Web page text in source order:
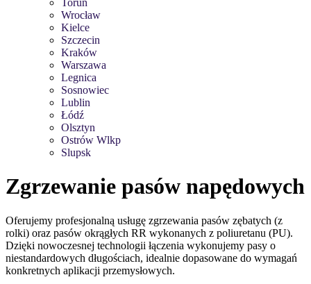
Toruń
Wrocław
Kielce
Szczecin
Kraków
Warszawa
Legnica
Sosnowiec
Lublin
Łódź
Olsztyn
Ostrów Wlkp
Slupsk
Zgrzewanie pasów napędowych
Oferujemy profesjonalną usługę zgrzewania pasów zębatych (z
rolki) oraz pasów okrągłych RR wykonanych z poliuretanu (PU).
Dzięki nowoczesnej technologii łączenia wykonujemy pasy o
niestandardowych długościach, idealnie dopasowane do wymagań
konkretnych aplikacji przemysłowych.